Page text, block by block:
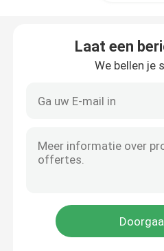
Laat een
We bellen je